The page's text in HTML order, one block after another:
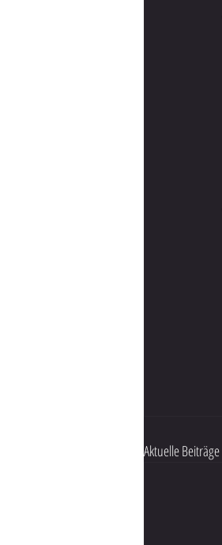
Aktuelle Beiträge